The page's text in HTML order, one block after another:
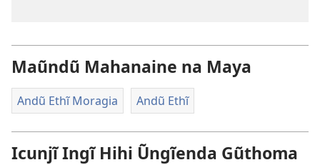
Maũndũ Mahanaine na Maya
Andũ Ethĩ Moragia Andũ Ethĩ
Icunjĩ Ingĩ Hihi Ũngĩenda Gũthoma